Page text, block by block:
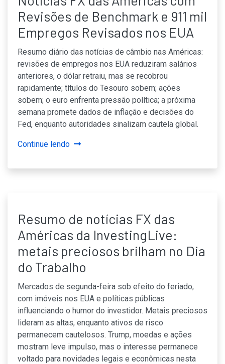
Revisões de Benchmark e 911 mil
Empregos Revisados nos EUA
Resumo diário das notícias de câmbio nas Américas:
revisões de empregos nos EUA reduziram salários
anteriores, o dólar retraiu, mas se recobrou
rapidamente; títulos do Tesouro sobem; ações
sobem; o euro enfrenta pressão política; a próxima
semana promete dados de inflação e decisões do
Fed, enquanto autoridades sinalizam cautela global.
Continue lendo
Resumo de notícias FX das
Américas da InvestingLive:
metais preciosos brilham no Dia
do Trabalho
Mercados de segunda-feira sob efeito do feriado,
com imóveis nos EUA e políticas públicas
influenciando o humor do investidor. Metais preciosos
lideram as altas, enquanto ativos de risco
permanecem cautelosos. Trump, moedas e ações
mostram leve impulso, mas o interesse permanece
voltado para novidades legais e econômicas nesta